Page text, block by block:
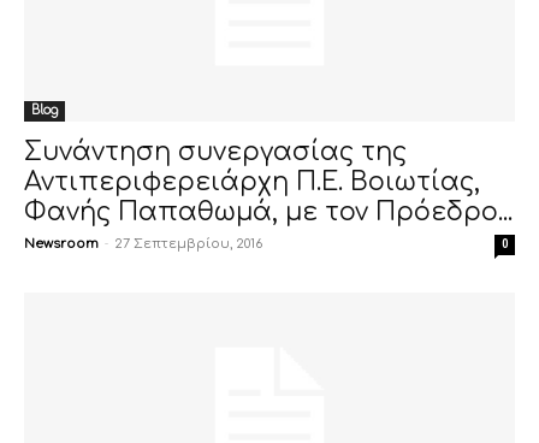
Blog
Συνάντηση συνεργασίας της
Αντιπεριφερειάρχη Π.Ε. Βοιωτίας,
Φανής Παπαθωμά, με τον Πρόεδρο...
Newsroom - 27 Σεπτεμβρίου, 2016 0